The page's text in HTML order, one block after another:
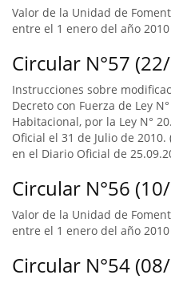
Valor de la Unidad de
entre el 1 enero del año
Circular N°57
Instrucciones sobre
Decreto con Fuerza de Ley
Habitacional, por la Ley N°
Oficial el 31 de Julio de
en el Diario Oficial de
Circular N°56
Valor de la Unidad de
entre el 1 enero del año
Circular N°54